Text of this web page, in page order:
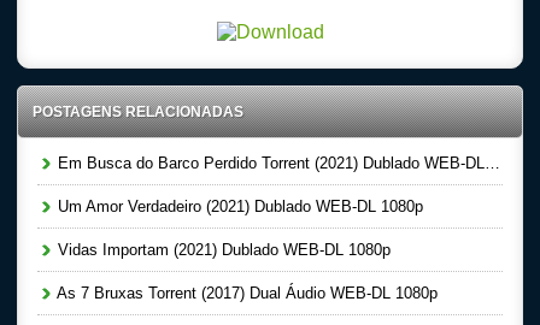
POSTAGENS RELACIONADAS
Em Busca do Barco Perdido Torrent (2021) Dublado WEB-DL 1080p
Um Amor Verdadeiro (2021) Dublado WEB-DL 1080p
Vidas Importam (2021) Dublado WEB-DL 1080p
As 7 Bruxas Torrent (2017) Dual Áudio WEB-DL 1080p